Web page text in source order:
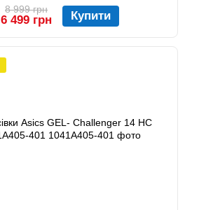
8 999 грн
6 499 грн Купити